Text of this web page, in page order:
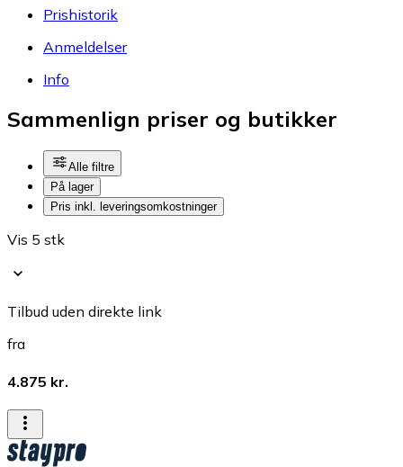
Prishistorik
Anmeldelser
Info
Sammenlign priser og butikker
Alle filtre
På lager
Pris inkl. leveringsomkostninger
Vis 5 stk
Tilbud uden direkte link
fra
4.875 kr.